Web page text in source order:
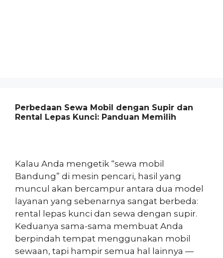
Perbedaan Sewa Mobil dengan Supir dan
Rental Lepas Kunci: Panduan Memilih
Kalau Anda mengetik “sewa mobil
Bandung” di mesin pencari, hasil yang
muncul akan bercampur antara dua model
layanan yang sebenarnya sangat berbeda:
rental lepas kunci dan sewa dengan supir.
Keduanya sama-sama membuat Anda
berpindah tempat menggunakan mobil
sewaan, tapi hampir semua hal lainnya —